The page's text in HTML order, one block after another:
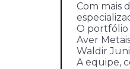
Com mais
O portfólio
Aver
Waldir
A equipe,